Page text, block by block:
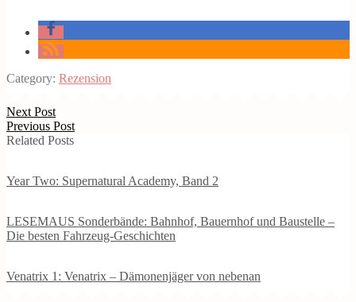
Category: Rezension
Next Post
Previous Post
Related Posts
Year Two: Supernatural Academy, Band 2
LESEMAUS Sonderbände: Bahnhof, Bauernhof und Baustelle –
Die besten Fahrzeug-Geschichten
Venatrix 1: Venatrix – Dämonenjäger von nebenan